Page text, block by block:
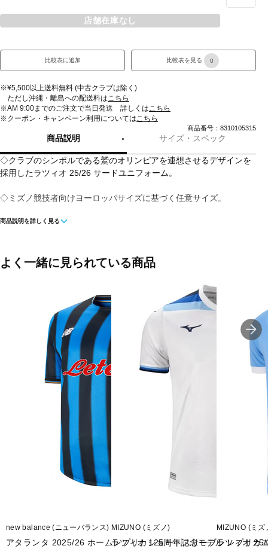
店舗在庫なし
比較表に追加 比較表を見る 0
※¥5,500以上送料無料 (中古クラブは除く)
ただし沖縄・離島への配送料はこちら
※AM 9:00までのご注文で当日発送 詳しくはこちら
※クーポン・キャンペーン利用についてはこちら
商品番号：8310105315
商品説明 サイズ・スペック
◇クラブのシンボルである鷲のオリンピアを連想させるデザインを
採用したラツィオ 25/26 サードユニフォーム。
◇ミズノ競技者向けヨーロッパサイズに基づく任意サイズ。
◇左胸にクラブ熱転写エンブレム
性サイズです。女性の方の場合は、適合/規格サイズをご参考のうえ
※この商品には、リサイクルポリエステル繊維が75%以上使用され
■素材:ポリエステル100%
■生産国:ベトナム
■メーカー型番：P2GACX0914
商品説明を詳しく見る
よく一緒に見られている商品
new balance (ニューバランス)
アタランタ 2025/26 ホームレプリカショートスリーブシ
MIZUNO (ミズノ)
ラツィオ 125周年記念モデル レプリカ
MIZUNO (ミズ
ラツィオ